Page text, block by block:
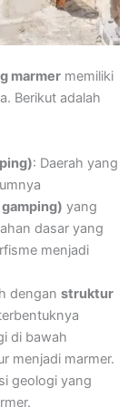
marmer memiliki
Berikut adalah
: Daerah yang
yang
dasar yang
menjadi
dengan struktur
di bawah
menjadi marmer.
geologi yang